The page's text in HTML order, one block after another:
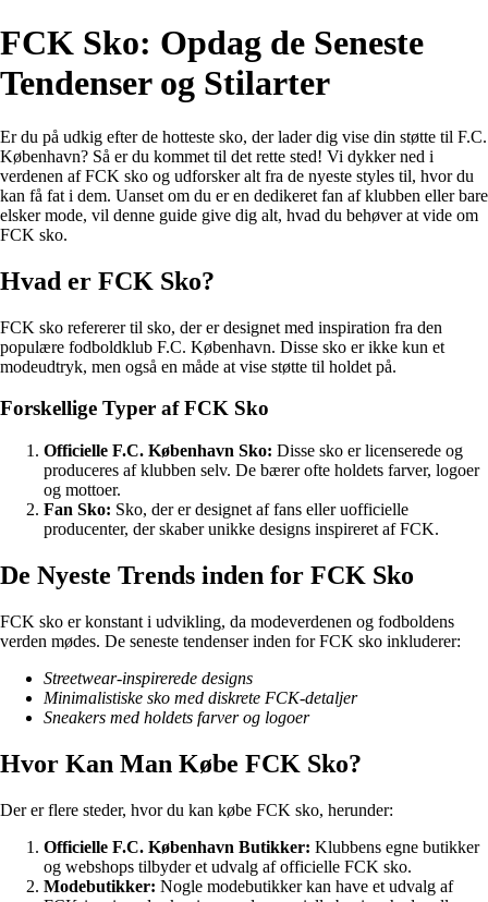
FCK Sko: Opdag de Seneste
Tendenser og Stilarter
Er du på udkig efter de hotteste sko, der lader dig vise din støtte til F.C.
København? Så er du kommet til det rette sted! Vi dykker ned i
verdenen af FCK sko og udforsker alt fra de nyeste styles til, hvor du
kan få fat i dem. Uanset om du er en dedikeret fan af klubben eller bare
elsker mode, vil denne guide give dig alt, hvad du behøver at vide om
FCK sko.
Hvad er FCK Sko?
FCK sko refererer til sko, der er designet med inspiration fra den
populære fodboldklub F.C. København. Disse sko er ikke kun et
modeudtryk, men også en måde at vise støtte til holdet på.
Forskellige Typer af FCK Sko
Officielle F.C. København Sko: Disse sko er licenserede og
produceres af klubben selv. De bærer ofte holdets farver, logoer
og mottoer.
Fan Sko: Sko, der er designet af fans eller uofficielle
producenter, der skaber unikke designs inspireret af FCK.
De Nyeste Trends inden for FCK Sko
FCK sko er konstant i udvikling, da modeverdenen og fodboldens
verden mødes. De seneste tendenser inden for FCK sko inkluderer:
Streetwear-inspirerede designs
Minimalistiske sko med diskrete FCK-detaljer
Sneakers med holdets farver og logoer
Hvor Kan Man Købe FCK Sko?
Der er flere steder, hvor du kan købe FCK sko, herunder:
Officielle F.C. København Butikker: Klubbens egne butikker
og webshops tilbyder et udvalg af officielle FCK sko.
Modebutikker: Nogle modebutikker kan have et udvalg af